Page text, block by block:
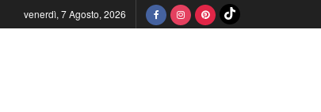
venerdì, 7 Agosto, 2026